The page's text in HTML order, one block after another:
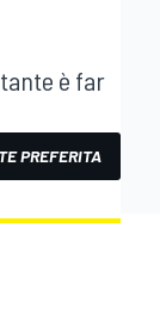
è far
PREFERITA